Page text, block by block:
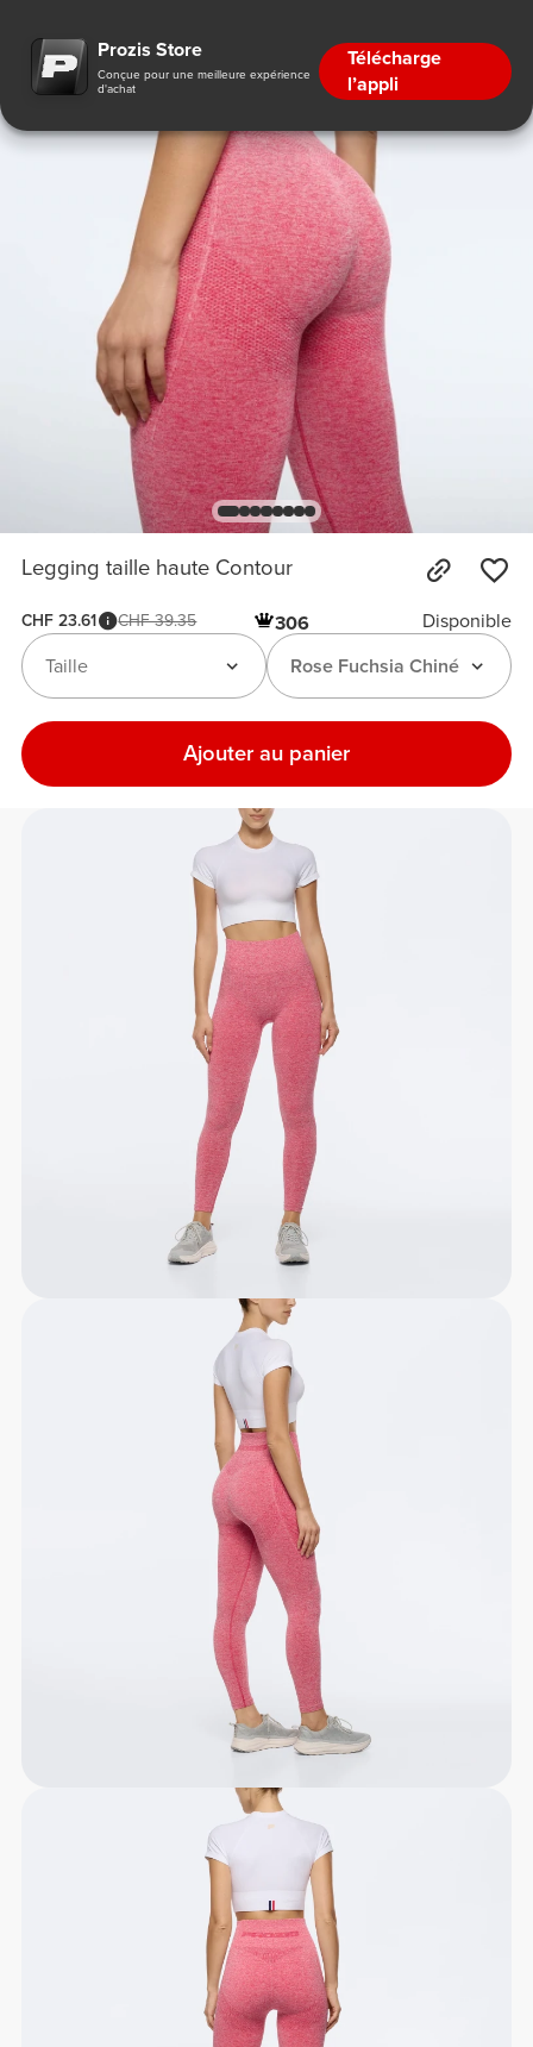
Prozis Store
Conçue pour une meilleure expérience
d'achat
Télécharge
l’appli
Legging taille haute Contour
CHF 23.61 CHF 39.35 306
Disponible
Rose Fuchsia Chiné
Taille
Ajouter au panier